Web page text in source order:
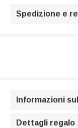
Spedizione e
Informazioni
Dettagli regalo